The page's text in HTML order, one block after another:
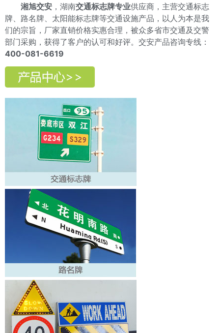
湘旭交安 ，湖南交通标志牌专业供应商，主营交通标志
牌、路名牌、太阳能标志牌等交通设施产品，以人为本是我
们的宗旨，厂家直销价格实惠合理，被众多省市交通及交警
部门采购，获得了客户的认可和好评。交安产品咨询专线：
400-081-6619